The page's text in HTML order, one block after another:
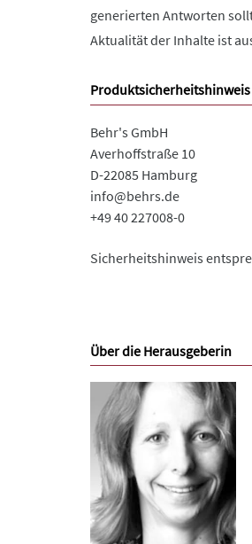
generierten Antworten
Aktualität der Inhalte ist
Produktsicherheitshinweis
Behr's GmbH
Averhoffstraße 10
D-22085 Hamburg
info@behrs.de
+49 40 227008-0
Sicherheitshinweis
Über die Herausgeberin